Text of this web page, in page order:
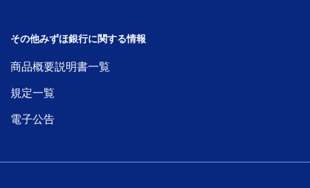
その他みずほ銀行に関する情報
商品概要説明書一覧
規定一覧
電子公告